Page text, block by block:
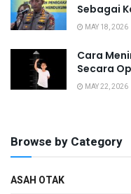
Sebagai
MAY 18, 2026
Cara
Secara
MAY 22, 2026
Browse by Category
ASAH OTAK